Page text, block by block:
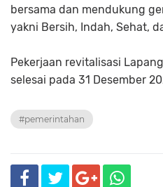
bersama dan mendukung
yakni Bersih, Indah, Sehat,
Pekerjaan revitalisasi
selesai pada 31 Desember
#pemerintahan